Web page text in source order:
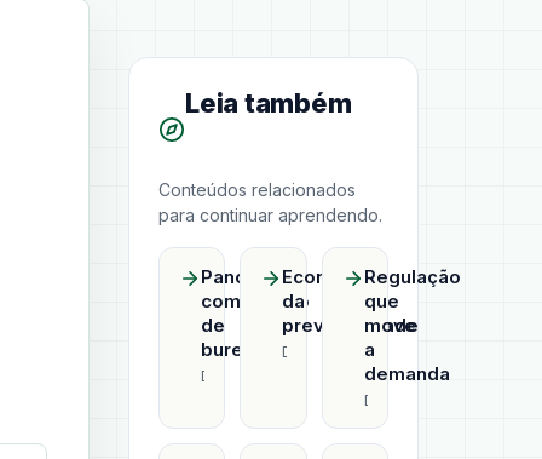
Leia também
Conteúdos relacionados
para continuar aprendendo.
Panorama
competitivo
de
bureaus
Economia
da
previsibilidade
Regulação
que
move
a
demanda